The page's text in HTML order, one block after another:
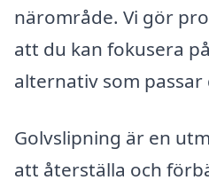
närområde. Vi gör
att du kan fokusera
alternativ som
Golvslipning är en
att återställa och